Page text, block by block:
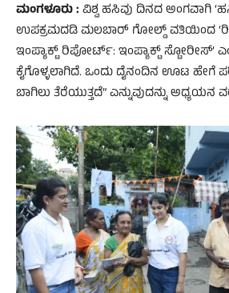
ಮಂಗಳೂರು : ವಿಶ್ವ ಹಸಿವು ದಿನದ ಅಂಗವಾಗಿ
ಉಪಕ್ರಮದಡಿ ಮಲಬಾರ್ ಗೋಲ್ಡ್ ವತಿಯಿಂದ
ಇಂಪ್ಯಾಕ್ಟ್ ರಿಪೋರ್ಟ್: ಇಂಪ್ಯಾಕ್ಟ್ ಸ್ಟೋರೀಸ್’
ಕೈಗೊಳ್ಳಲಾಗಿದೆ. ಒಂದು ದೈನಂದಿನ ಊಟ ಹೇಗೆ
ಬಾಗಿಲು ತೆರೆಯುತ್ತದೆ” ಎನ್ನುವುದನ್ನು ಅಧ್ಯಯನ